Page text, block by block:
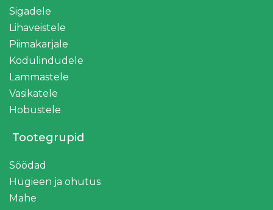
Sigadele
Lihaveistele
Piimakarjale
Kodulindudele
Lammastele
Vasikatele
Hobustele
Tootegrupid
Söödad
Hügieen ja ohutus
Mahe